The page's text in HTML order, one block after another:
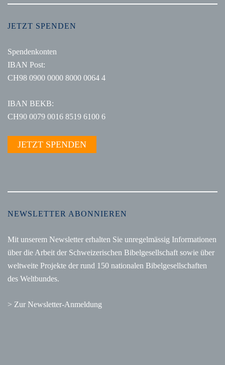
JETZT SPENDEN
Spendenkonten
IBAN Post:
CH98 0900 0000 8000 0064 4
IBAN BEKB:
CH90 0079 0016 8519 6100 6
JETZT SPENDEN
NEWSLETTER ABONNIEREN
Mit unserem Newsletter erhalten Sie unregelmässig Informationen
über die Arbeit der Schweizerischen Bibelgesellschaft sowie über
weltweite Projekte der rund 150 nationalen Bibelgesellschaften
des Weltbundes.
> Zur Newsletter-Anmeldung